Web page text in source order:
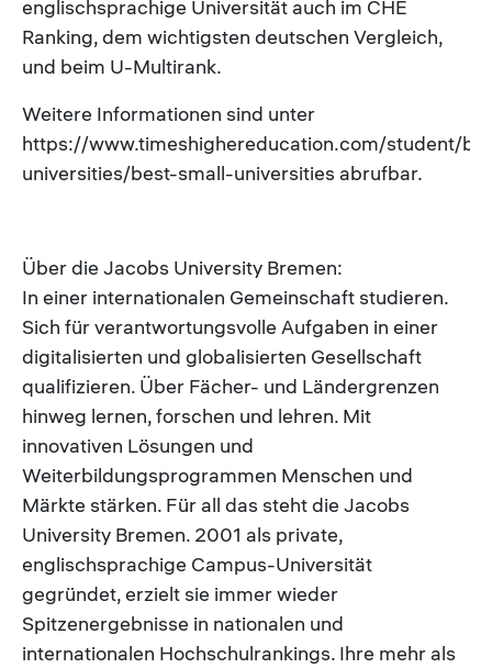
englischsprachige Universität auch im CHE
Ranking, dem wichtigsten deutschen Vergleich,
und beim U-Multirank.
Weitere Informationen sind unter
https://www.timeshighereducation.com/student/
universities/best-small-universities abrufbar.
Über die Jacobs University Bremen:
In einer internationalen Gemeinschaft studieren.
Sich für verantwortungsvolle Aufgaben in einer
digitalisierten und globalisierten Gesellschaft
qualifizieren. Über Fächer- und Ländergrenzen
hinweg lernen, forschen und lehren. Mit
innovativen Lösungen und
Weiterbildungsprogrammen Menschen und
Märkte stärken. Für all das steht die Jacobs
University Bremen. 2001 als private,
englischsprachige Campus-Universität
gegründet, erzielt sie immer wieder
Spitzenergebnisse in nationalen und
internationalen Hochschulrankings. Ihre mehr als